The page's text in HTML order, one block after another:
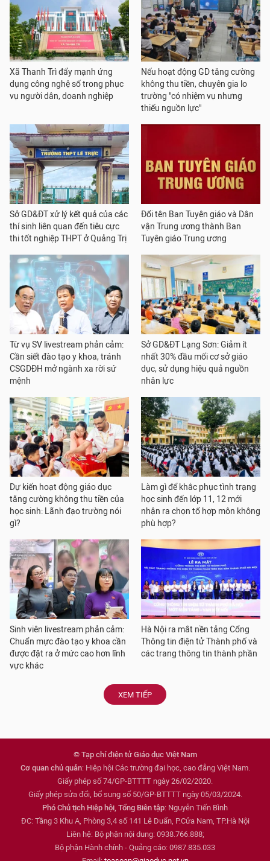
Xã Thanh Trì đẩy mạnh ứng
dụng công nghệ số trong phục
vụ người dân, doanh nghiệp
Nếu hoạt động GD tăng cường
không thu tiền, chuyên gia lo
trường "có nhiệm vụ nhưng
thiếu nguồn lực"
Sở GD&ĐT xử lý kết quả của các
thí sinh liên quan đến tiêu cực
thi tốt nghiệp THPT ở Quảng Trị
Đổi tên Ban Tuyên giáo và Dân
vận Trung ương thành Ban
Tuyên giáo Trung ương
Từ vụ SV livestream phản cảm:
Cần siết đào tạo y khoa, tránh
CSGDĐH mở ngành xa rời sứ
mệnh
Sở GD&ĐT Lạng Sơn: Giảm ít
nhất 30% đầu mối cơ sở giáo
dục, sử dụng hiệu quả nguồn
nhân lực
Dự kiến hoạt động giáo dục
tăng cường không thu tiền của
học sinh: Lãnh đạo trường nói
gì?
Làm gì để khắc phục tình trạng
học sinh đến lớp 11, 12 mới
nhận ra chọn tổ hợp môn không
phù hợp?
Sinh viên livestream phản cảm:
Chuẩn mực đào tạo y khoa cần
được đặt ra ở mức cao hơn lĩnh
vực khác
Hà Nội ra mắt nền tảng Cổng
Thông tin điện tử Thành phố và
các trang thông tin thành phần
XEM TIẾP
© Tạp chí điện tử Giáo dục Việt Nam
Cơ quan chủ quản: Hiệp hội Các trường đại học, cao đẳng Việt Nam.
Giấy phép số 74/GP-BTTTT ngày 26/02/2020.
Giấy phép sửa đổi, bổ sung số 50/GP-BTTTT ngày 05/03/2024.
Phó Chủ tịch Hiệp hội, Tổng Biên tập: Nguyễn Tiến Bình
ĐC: Tầng 3 Khu A, Phòng 3,4 số 141 Lê Duẩn, P.Cửa Nam, TP.Hà Nội
Liên hệ: Bộ phận nội dung: 0938.766.888;
Bộ phận Hành chính - Quảng cáo: 0987.835.033